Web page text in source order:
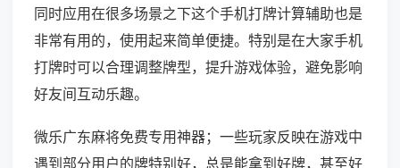
同时应用在很多场景之下这个手机打牌计算辅助也是
非常有用的，使用起来简单便捷。特别是在大家手机
打牌时可以合理调整牌型，提升游戏体验，避免影响
好友间互动乐趣。
微乐广东麻将免费专用神器；一些玩家反映在游戏中
遇到部分用户的牌特别好，总是能拿到好牌，甚至好